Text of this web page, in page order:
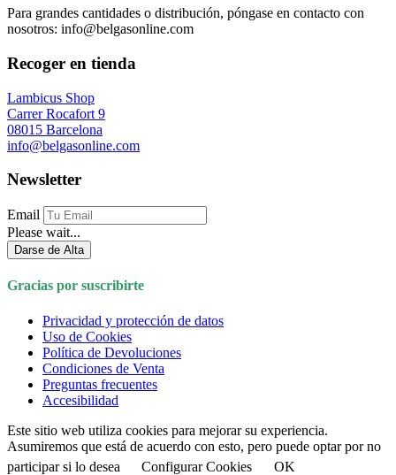
Para grandes cantidades o distribución, póngase en contacto con
nosotros: info@belgasonline.com
Recoger en tienda
Lambicus Shop
Carrer Rocafort 9
08015 Barcelona
info@belgasonline.com
Newsletter
Email
Please wait...
Darse de Alta
Gracias por suscribirte
Privacidad y protección de datos
Uso de Cookies
Política de Devoluciones
Condiciones de Venta
Preguntas frecuentes
Accesibilidad
Este sitio web utiliza cookies para mejorar su experiencia.
Asumiremos que está de acuerdo con esto, pero puede optar por no
participar si lo desea
Configurar Cookies OK